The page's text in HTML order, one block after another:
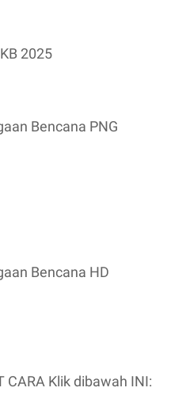
2025
Bencana PNG
Bencana HD
CARA Klik dibawah INI: